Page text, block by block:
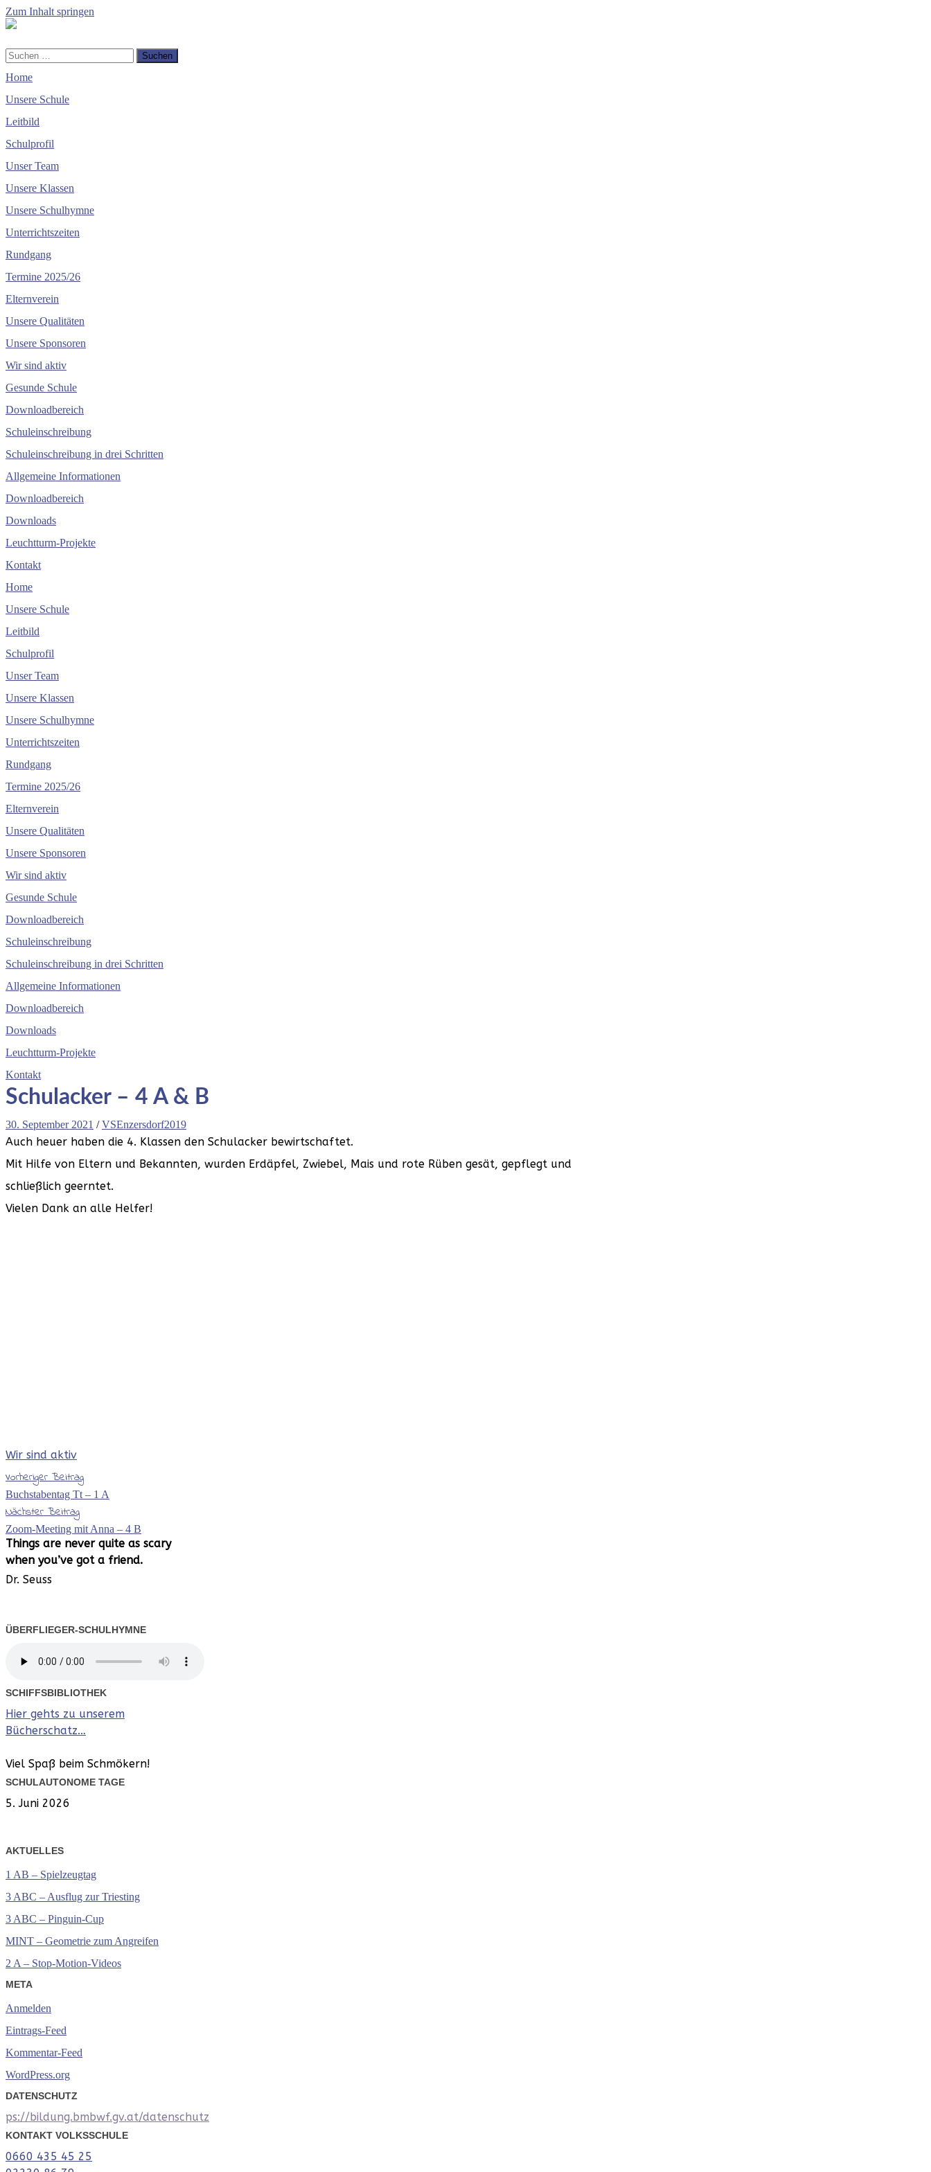
Zum Inhalt springen
Volksschule
-
Margarethen
Mobile-
Menü
ein-/ausblenden
Suchfeld
ein-/ausblenden
Suchen
nach:
Home
Unsere Schule
Leitbild
Schulprofil
Unser Team
Unsere Klassen
Unsere Schulhymne
Unterrichtszeiten
Rundgang
Termine 2025/26
Elternverein
Unsere Qualitäten
Unsere Sponsoren
Wir sind aktiv
Gesunde Schule
Downloadbereich
Schuleinschreibung
Schuleinschreibung in drei Schritten
Allgemeine Informationen
Downloadbereich
Downloads
Leuchtturm-Projekte
Kontakt
Home
Unsere Schule
Leitbild
Schulprofil
Unser Team
Unsere Klassen
Unsere Schulhymne
Unterrichtszeiten
Rundgang
Termine 2025/26
Elternverein
Unsere Qualitäten
Unsere Sponsoren
Wir sind aktiv
Gesunde Schule
Downloadbereich
Schuleinschreibung
Schuleinschreibung in drei Schritten
Allgemeine Informationen
Downloadbereich
Downloads
Leuchtturm-Projekte
Kontakt
Schulacker – 4 A & B
30. September 2021 /VSEnzersdorf2019
Auch heuer haben die 4. Klassen den Schulacker bewirtschaftet.
Mit Hilfe von Eltern und Bekannten, wurden Erdäpfel, Zwiebel, Mais und rote Rüben gesät, gepflegt und
schließlich geerntet.
Vielen Dank an alle Helfer!
Wir sind aktiv
Vorheriger Beitrag
Buchstabentag Tt – 1 A
Nächster Beitrag
Zoom-Meeting mit Anna – 4 B
Things are never quite as scary
when you’ve got a friend.
Dr. Seuss
ÜBERFLIEGER-SCHULHYMNE
SCHIFFSBIBLIOTHEK
Hier gehts zu unserem
Bücherschatz…
Viel Spaß beim Schmökern!
SCHULAUTONOME TAGE
5. Juni 2026
AKTUELLES
1 AB – Spielzeugtag
3 ABC – Ausflug zur Triesting
3 ABC – Pinguin-Cup
MINT – Geometrie zum Angreifen
2 A – Stop-Motion-Videos
META
Anmelden
Eintrags-Feed
Kommentar-Feed
WordPress.org
DATENSCHUTZ
ps://bildung.bmbwf.gv.at/datenschutz
KONTAKT VOLKSSCHULE
0660 435 45 25